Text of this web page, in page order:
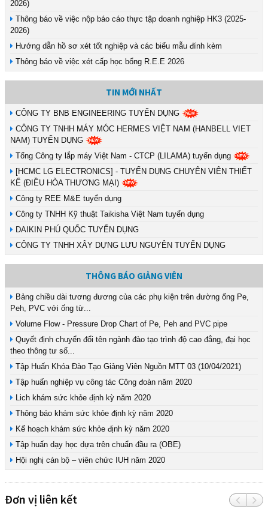
2026)
Thông báo về việc nộp báo cáo thực tập doanh nghiệp HK3 (2025-
2026)
Hướng dẫn hồ sơ xét tốt nghiệp và các biểu mẫu đính kèm
Thông báo về việc xét cấp học bổng R.E.E 2026
TIN MỚI NHẤT
CÔNG TY BNB ENGINEERING TUYỂN DỤNG
CÔNG TY TNHH MÁY MÓC HERMES VIỆT NAM (HANBELL VIET
NAM) TUYỂN DỤNG
Tổng Công ty lắp máy Việt Nam - CTCP (LILAMA) tuyển dụng
[HCMC LG ELECTRONICS] - TUYỂN DỤNG CHUYÊN VIÊN THIẾT
KẾ (ĐIỀU HÒA THƯƠNG MẠI)
Công ty REE M&E tuyển dụng
Công ty TNHH Kỹ thuật Taikisha Việt Nam tuyển dụng
DAIKIN PHÚ QUỐC TUYỂN DỤNG
CÔNG TY TNHH XÂY DỰNG LƯU NGUYÊN TUYỂN DỤNG
THÔNG BÁO GIẢNG VIÊN
Bảng chiều dài tương đương của các phụ kiện trên đường ống Pe,
Peh, PVC với ống từ...
Volume Flow - Pressure Drop Chart of Pe, Peh and PVC pipe
Quyết định chuyển đổi tên ngành đào tạo trình độ cao đẳng, đại học
theo thông tư số...
Tập Huấn Khóa Đào Tạo Giảng Viên Nguồn MTT 03 (10/04/2021)
Tập huấn nghiệp vụ công tác Công đoàn năm 2020
Lich khám sức khỏe định kỳ năm 2020
Thông báo khám sức khỏe định kỳ năm 2020
Kế hoạch khám sức khỏe định kỳ năm 2020
Tập huấn dạy học dựa trên chuẩn đầu ra (OBE)
Hội nghị cán bộ – viên chức IUH năm 2020
Đơn vị liên kết